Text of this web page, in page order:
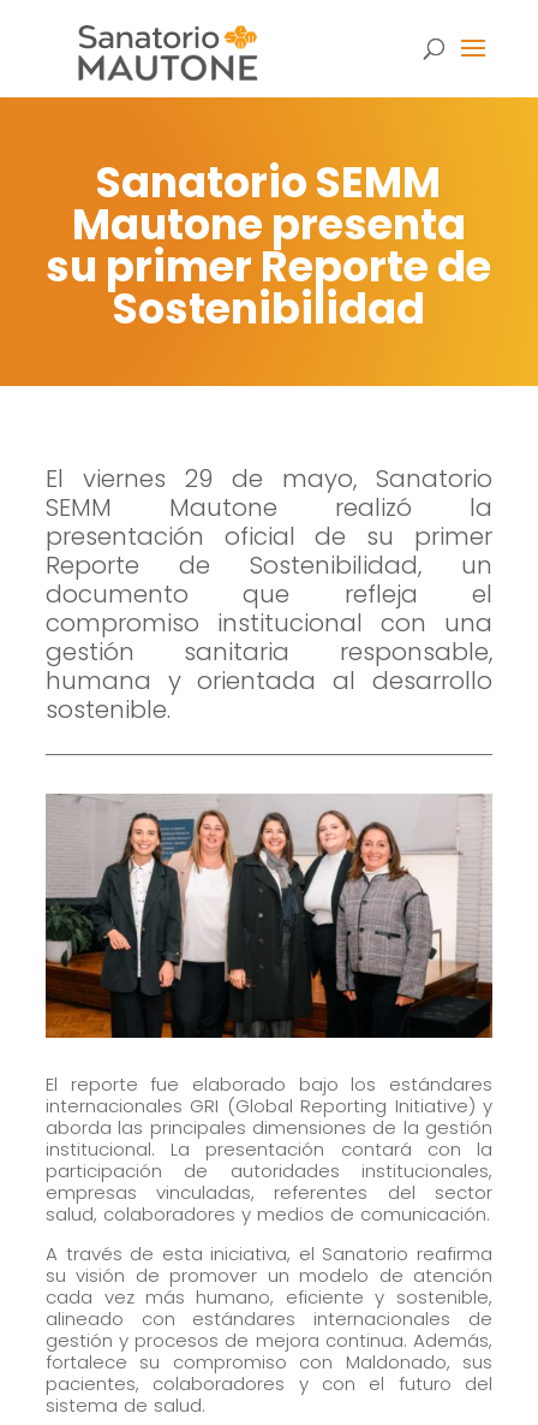
Sanatorio SEMM
Mautone presenta
su primer Reporte de
Sostenibilidad
El viernes 29 de mayo, Sanatorio
SEMM Mautone realizó la
presentación oficial de su primer
Reporte de Sostenibilidad, un
documento que refleja el
compromiso institucional con una
gestión sanitaria responsable,
humana y orientada al desarrollo
sostenible.
El reporte fue elaborado bajo los estándares
internacionales GRI (Global Reporting Initiative) y
aborda las principales dimensiones de la gestión
institucional. La presentación contará con la
participación de autoridades institucionales,
empresas vinculadas, referentes del sector
salud, colaboradores y medios de comunicación.
A través de esta iniciativa, el Sanatorio reafirma
su visión de promover un modelo de atención
cada vez más humano, eficiente y sostenible,
alineado con estándares internacionales de
gestión y procesos de mejora continua. Además,
fortalece su compromiso con Maldonado, sus
pacientes, colaboradores y con el futuro del
sistema de salud.
Necesarias
Estas
cookies no
son
opcionales.
Son
necesarias
para que
web.
Estadísticas
Para que
podamos
mejorar la
funcionalidad
y estructura
de la web, en
cómo se usa
la web.
Experiencia
Para que
nuestra web
funcione lo
mejor posible
durante tu
visita. Si